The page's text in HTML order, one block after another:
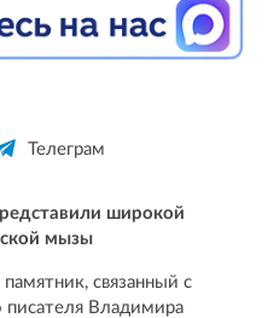
Телеграм
широкой
мызы
связанный с
писателя Владимира